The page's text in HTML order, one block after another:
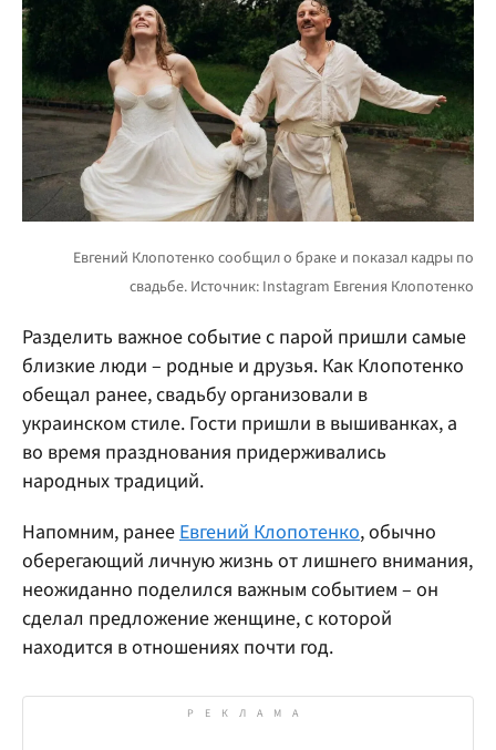
Разделить важное событие с парой пришли самые
близкие люди – родные и друзья. Как Клопотенко
обещал ранее, свадьбу организовали в
украинском стиле. Гости пришли в вышиванках, а
во время празднования придерживались
народных традиций.
Напомним, ранееЕвгений Клопотенко, обычно
оберегающий личную жизнь от лишнего внимания,
неожиданно поделился важным событием – он
сделал предложение женщине, с которой
находится в отношениях почти год.